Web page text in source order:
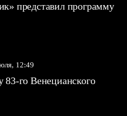
представил программу
12:49
го Венецианского